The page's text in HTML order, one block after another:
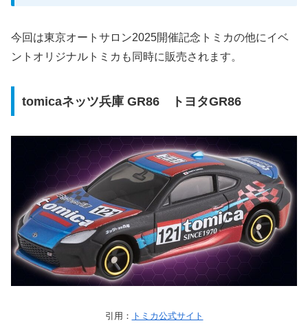
今回は東京オートサロン2025開催記念トミカの他にイベ
ントオリジナルトミカも同時に販売されます。
tomicaネッツ兵庫 GR86 トヨタGR86
引用： トミカ公式サイト